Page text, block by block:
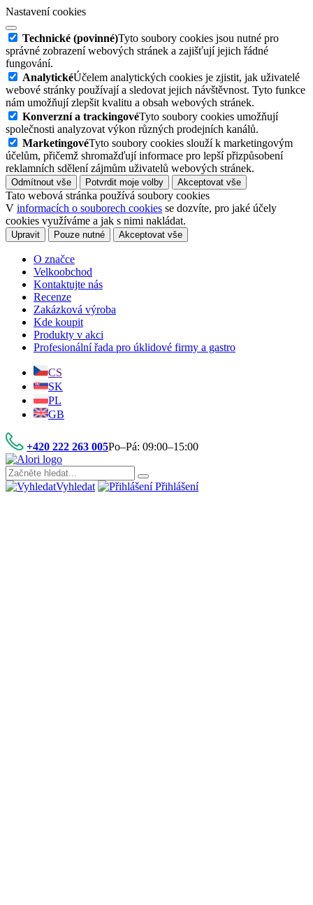
Nastavení cookies
Technické (povinné)Tyto soubory cookies jsou nutné pro
správné zobrazení webových stránek a zajišťují jejich řádné
fungování.
AnalytickéÚčelem analytických cookies je zjistit, jak uživatelé
webové stránky používají a sledovat jejich návštěvnost. Tyto funkce
nám umožňují zlepšit kvalitu a obsah webových stránek.
Konverzní a trackingovéTyto soubory cookies umožňují
společnosti analyzovat výkon různých prodejních kanálů.
MarketingovéTyto soubory cookies slouží k marketingovým
účelům, přičemž shromažďují informace pro lepší přizpůsobení
reklamních sdělení zájmům uživatelů webových stránek.
Odmítnout vše Potvrdit moje volby Akceptovat vše
Tato webová stránka používá soubory cookies
V informacích o souborech cookies se dozvíte, pro jaké účely
cookies využíváme a jak s nimi nakládat.
Upravit Pouze nutné Akceptovat vše
O značce
Velkoobchod
Kontaktujte nás
Recenze
Zakázková výroba
Kde koupit
Produkty v akci
Profesionální řada pro úklidové firmy a gastro
CS
SK
PL
GB
+420 222 263 005Po–Pá: 09:00–15:00
Vyhledat Přihlášení